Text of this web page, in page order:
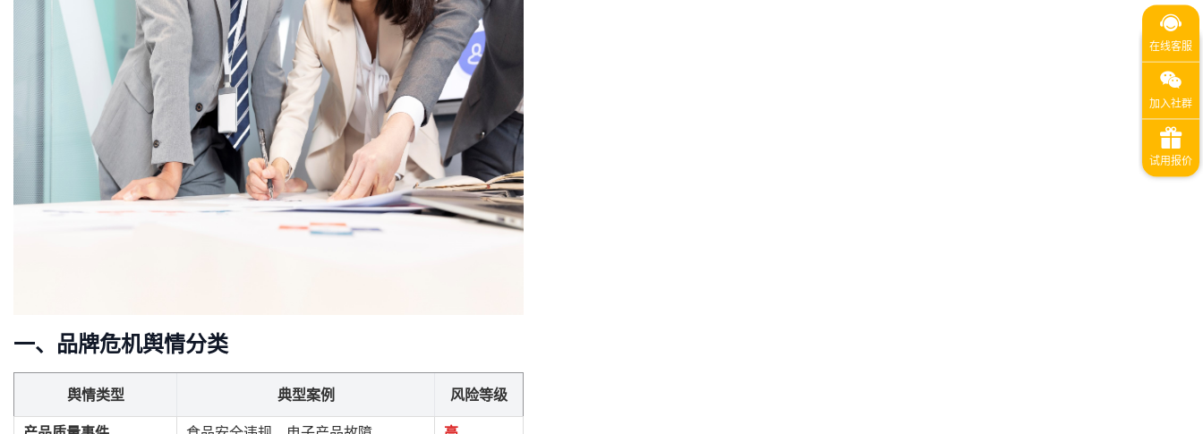
一、品牌危机舆情分类
舆情类型 典型案例
风险等级